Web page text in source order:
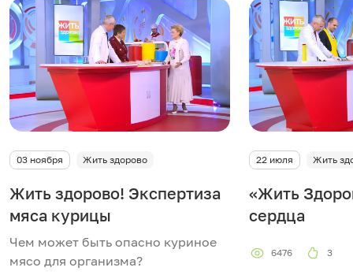
03 ноября Жить здорово
Жить здорово! Экспертиза
мяса курицы
Чем может быть опасно куриное
мясо для организма?
22 июля Жить
«Жить
сердца
6476 3